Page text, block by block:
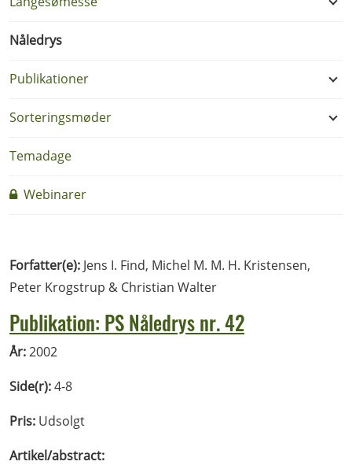
Nåledrys
Publikationer
Sorteringsmøder
Temadage
Webinarer
Forfatter(e): Jens I. Find, Michel M. M. H. Kristensen,
Peter Krogstrup & Christian Walter
Publikation: PS Nåledrys nr. 42
År:2002
Side(r):4-8
Pris: Udsolgt
Artikel/abstract: